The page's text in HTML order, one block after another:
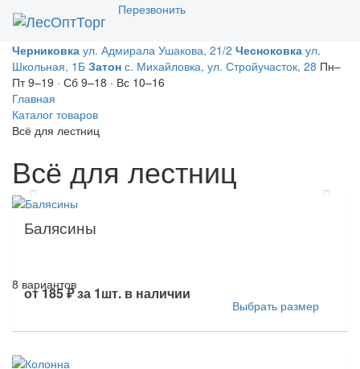
Перезвонить
Черниковка ул. Адмирала Ушакова, 21/2 Чесноковка ул.
Школьная, 1Б Затон с. Михайловка, ул. Стройучасток, 28 Пн–
Пт 9–19 · Сб 9–18 · Вс 10–16
Главная
Каталог товаров
Всё для лестниц
Всё для лестниц
Previous
Балясины
8 вариантов
от185 ₽за 1шт. в наличии
Выбрать размер